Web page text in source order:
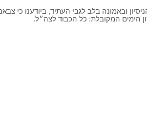
ובאמונה בלב לגבי העתיד, ביודענו כי
הימים המקובלת: כל הכבוד לצה״ל.